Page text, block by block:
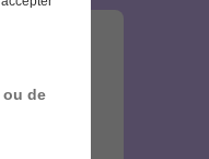
ou de